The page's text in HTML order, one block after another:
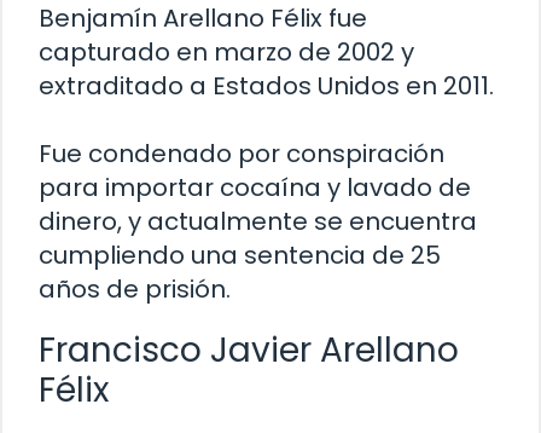
Benjamín Arellano Félix fue
capturado en marzo de 2002 y
extraditado a Estados Unidos en 2011.
Fue condenado por conspiración
para importar cocaína y lavado de
dinero, y actualmente se encuentra
cumpliendo una sentencia de 25
años de prisión.
Francisco Javier Arellano
Félix